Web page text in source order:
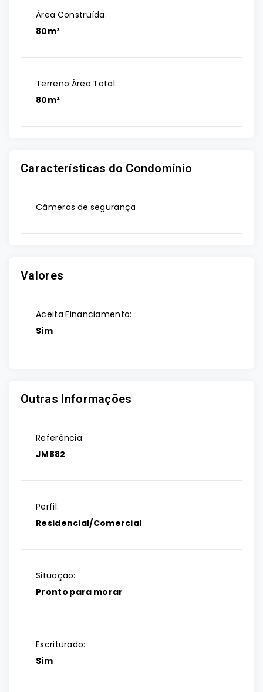
Área Construída:
80m²
Terreno Área Total:
80m²
Características do Condomínio
Câmeras de segurança
Valores
Aceita Financiamento:
Sim
Outras Informações
Referência:
JM882
Perfil:
Residencial/Comercial
Situação:
Pronto para morar
Escriturado:
Sim